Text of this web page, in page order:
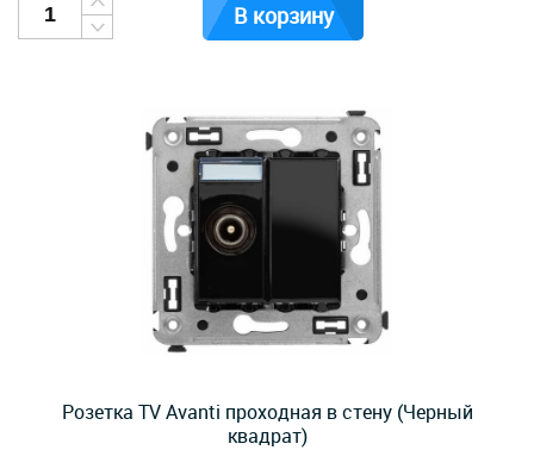
В корзину
Розетка TV Avanti проходная в стену (Черный
квадрат)